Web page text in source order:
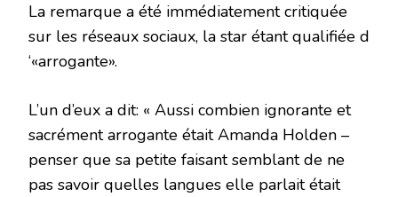
La remarque a été immédiatement critiquée
sur les réseaux sociaux, la star étant qualifiée d
‘«arrogante».
L’un d’eux a dit: « Aussi combien ignorante et
sacrément arrogante était Amanda Holden –
penser que sa petite faisant semblant de ne
pas savoir quelles langues elle parlait était